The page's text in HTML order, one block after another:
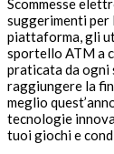
Scommesse
suggerimenti per
piattaforma, gli
sportello ATM a
praticata da ogni
raggiungere la
meglio
tecnologie
tuoi giochi e